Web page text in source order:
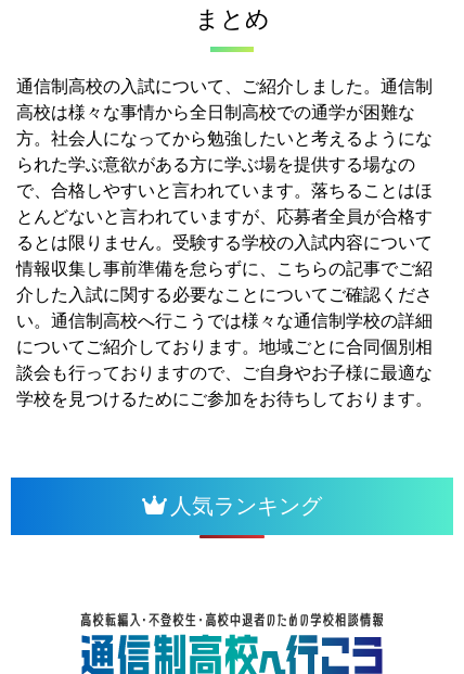
まとめ
通信制高校の入試について、ご紹介しました。 通信制
高校は様々な事情から全日制高校での通学が困難な
方。社会人になってから勉強したいと考えるようにな
られた学ぶ意欲がある方に学ぶ場を提供する場なの
で、合格しやすいと言われています。 落ちることはほ
とんどないと言われていますが、応募者全員が合格す
るとは限りません。 受験する学校の入試内容について
情報収集し事前準備を怠らずに、こちらの記事でご紹
介した入試に関する必要なことについてご確認くださ
い。 通信制高校へ行こうでは様々な通信制学校の詳細
についてご紹介しております。 地域ごとに合同個別相
談会も行っておりますので、ご自身やお子様に最適な
学校を見つけるためにご参加をお待ちしております。
人気ランキング